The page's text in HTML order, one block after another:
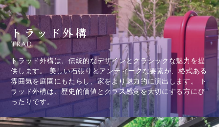
トラッド外構
TRAD
トラッド外構は、伝統的なデザインとクラシックな魅力を提
供します。 美しい石張りとアンティークな要素が、格式ある
雰囲気を庭園にもたらし、家をより魅力的に演出します。 ト
ラッド外構は、歴史的価値とクラス感覚を大切にする方にぴ
ったりです。